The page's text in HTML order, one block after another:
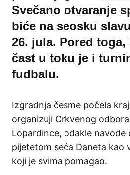
Svečano otvaranje
biće na seosku
26. jula. Pored toga,
čast u toku je i
fudbalu.
Izgradnja česme počela
organizuji Crkvenog
Lopardince, odakle navode
pijetetom seća Daneta kao
koji je svima pomagao.